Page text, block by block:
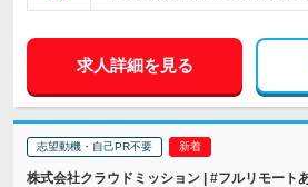
求人詳細を見る
志望動機・自己PR不要
株式会社クラウドミッション | #フルリモート